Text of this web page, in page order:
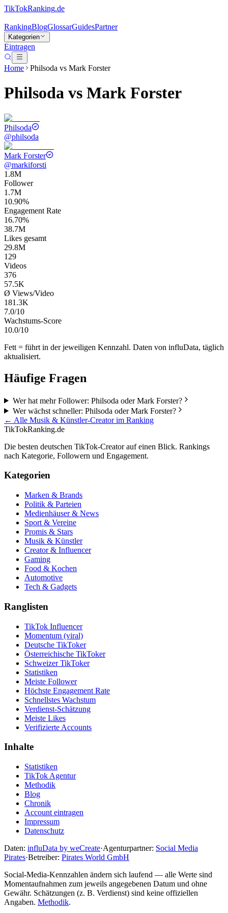
TikTokRanking.de
RankingBlogGlossarGuidesPartner
Kategorien
Eintragen
Home Philsoda vs Mark Forster
Philsoda vs Mark Forster
Philsoda
@philsoda
Mark Forster
@markiforsti
1.8M
Follower
1.7M
10.90%
Engagement Rate
16.70%
38.7M
Likes gesamt
29.8M
129
Videos
376
57.5K
Ø Views/Video
181.3K
7.0/10
Wachstums-Score
10.0/10
Fett = führt in der jeweiligen Kennzahl. Daten von influData, täglich
aktualisiert.
Häufige Fragen
Wer hat mehr Follower: Philsoda oder Mark Forster?
Wer wächst schneller: Philsoda oder Mark Forster?
← Alle Musik & Künstler-Creator im Ranking
TikTokRanking.de
Die besten deutschen TikTok-Creator auf einen Blick. Rankings
nach Kategorie, Followern und Engagement.
Kategorien
Marken & Brands
Politik & Parteien
Medienhäuser & News
Sport & Vereine
Promis & Stars
Musik & Künstler
Creator & Influencer
Gaming
Food & Kochen
Automotive
Tech & Gadgets
Ranglisten
TikTok Influencer
Momentum (viral)
Deutsche TikToker
Österreichische TikToker
Schweizer TikToker
Statistiken
Meiste Follower
Höchste Engagement Rate
Schnellstes Wachstum
Verdienst-Schätzung
Meiste Likes
Verifizierte Accounts
Inhalte
Statistiken
TikTok Agentur
Methodik
Blog
Chronik
Account eintragen
Impressum
Datenschutz
Daten: influData by weCreate·Agenturpartner: Social Media
Pirates·Betreiber: Pirates World GmbH
Social-Media-Kennzahlen ändern sich laufend — alle Werte sind
Momentaufnahmen zum jeweils angegebenen Datum und ohne
Gewähr. Schätzungen (z. B. Verdienst) sind keine offiziellen
Angaben. Methodik.